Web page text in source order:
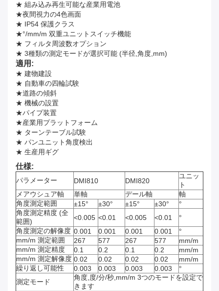
★ 組み込み再生可能な産業用電池
★夜間視力の4色画面
★ IP54 保護クラス
★°/mm/m 双重ユニットスイッチ機能
★ フィルタ周波数オプション
★ 3種類の測定モードが選択可能 (半径,角度,mm)
適用:
★ 建物建設
★ 自動車の四輪試験
★道路の傾斜
★ 機械の設置
★パイプ装置
★産業用プラットフォーム
★ ターンテーブル試験
★ パンユニット角度検出
★ 生産用ギグ
仕様:
パラメーター DMI810 DMI820
ユニッ
ト
メアウシュア軸
単軸 デール軸
軸
角度測定範囲
±15° ±30° ±15° ±30°
°
角度測定精度 (全
範囲)
<0.005 <0.01 <0.005 <0.01
°
角度測定の解像度 0.001 0.001 0.001 0.001
°
mm/m 測定範囲
267 577 267 577
mm/m
mm/m 測定精度
0.1 0.2 0.1 0.2
mm/m
mm/m 測定解像度 0.02 0.02 0.02 0.02
mm/m
繰り返し可能性
0.003 0.003 0.003 0.003
°
測定モード
角度,度/分/秒,mm/m 3つのモードを設定で
きます